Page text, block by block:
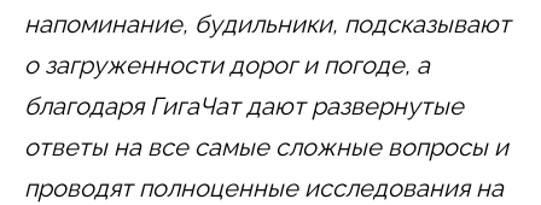
напоминание, будильники, подсказывают
о загруженности дорог и погоде, а
благодаряГигаЧатдают развернутые
ответы на все самые сложные вопросы и
проводят полноценные исследования на